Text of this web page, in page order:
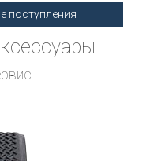
поступления